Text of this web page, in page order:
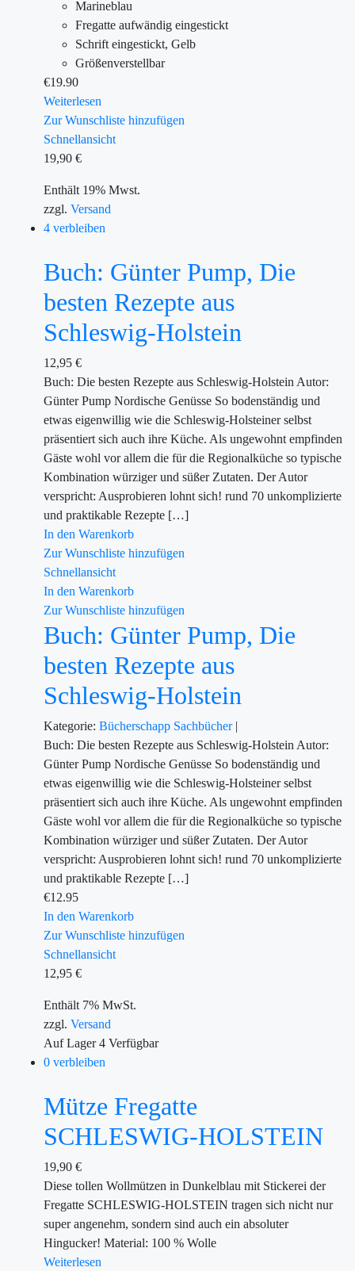
Marineblau
Fregatte aufwändig eingestickt
Schrift eingestickt, Gelb
Größenverstellbar
€19.90
Weiterlesen
Zur Wunschliste hinzufügen
Schnellansicht
19,90 €
Enthält 19% Mwst.
zzgl. Versand
4 verbleiben
Buch: Günter Pump, Die
besten Rezepte aus
Schleswig-Holstein
12,95 €
Buch: Die besten Rezepte aus Schleswig-Holstein Autor:
Günter Pump Nordische Genüsse So bodenständig und
etwas eigenwillig wie die Schleswig-Holsteiner selbst
präsentiert sich auch ihre Küche. Als ungewohnt empfinden
Gäste wohl vor allem die für die Regionalküche so typische
Kombination würziger und süßer Zutaten. Der Autor
verspricht: Ausprobieren lohnt sich! rund 70 unkomplizierte
und praktikable Rezepte […]
In den Warenkorb
Zur Wunschliste hinzufügen
Schnellansicht
In den Warenkorb
Zur Wunschliste hinzufügen
Buch: Günter Pump, Die
besten Rezepte aus
Schleswig-Holstein
Kategorie: Bücherschapp Sachbücher |
Buch: Die besten Rezepte aus Schleswig-Holstein Autor:
Günter Pump Nordische Genüsse So bodenständig und
etwas eigenwillig wie die Schleswig-Holsteiner selbst
präsentiert sich auch ihre Küche. Als ungewohnt empfinden
Gäste wohl vor allem die für die Regionalküche so typische
Kombination würziger und süßer Zutaten. Der Autor
verspricht: Ausprobieren lohnt sich! rund 70 unkomplizierte
und praktikable Rezepte […]
€12.95
In den Warenkorb
Zur Wunschliste hinzufügen
Schnellansicht
12,95 €
Enthält 7% MwSt.
zzgl. Versand
Auf Lager4 Verfügbar
0 verbleiben
Mütze Fregatte
SCHLESWIG-HOLSTEIN
19,90 €
Diese tollen Wollmützen in Dunkelblau mit Stickerei der
Fregatte SCHLESWIG-HOLSTEIN tragen sich nicht nur
super angenehm, sondern sind auch ein absoluter
Hingucker! Material: 100 % Wolle
Weiterlesen